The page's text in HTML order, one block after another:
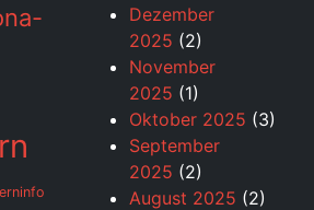
Dezember
2025 (2)
November
2025 (1)
Oktober 2025 (3)
September
2025 (2)
August 2025 (2)